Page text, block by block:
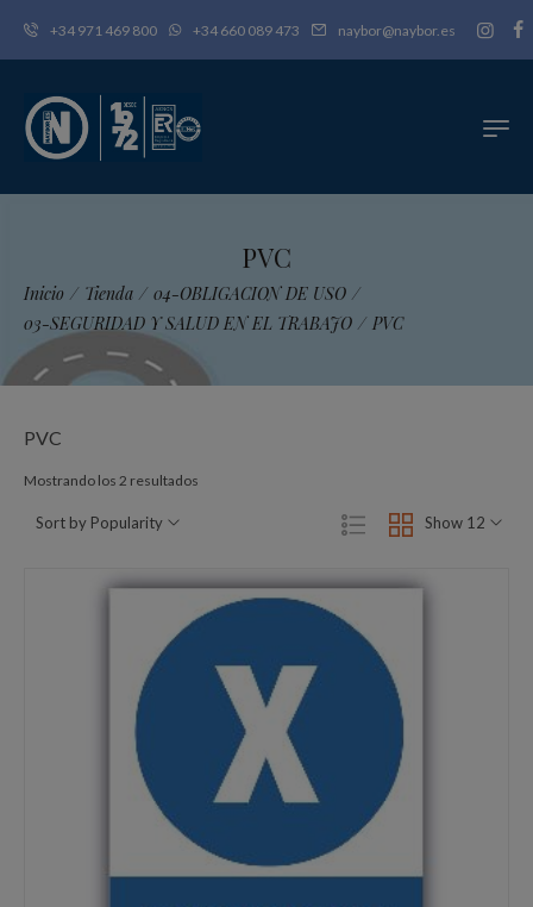
+34 971 469 800 +34 660 089 473 naybor@naybor.es
PVC
Inicio / Tienda / 04-OBLIGACION DE USO /
03-SEGURIDAD Y SALUD EN EL TRABAJO / PVC
PVC
Mostrando los 2 resultados
Show 12
Sort by Popularity